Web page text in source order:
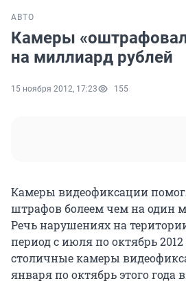
АВТО
Камеры
на миллиард рублей
15 ноября 2012, 17:23 155
Камеры видеофиксации
штрафов болеем чем на один
Речь нарушениях на
период с июля по октябрь 2012
столичные камеры
января по октябрь этого года